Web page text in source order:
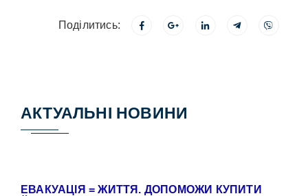
Поділитись:
АКТУАЛЬНІ НОВИНИ
ЕВАКУАЦІЯ = ЖИТТЯ. ДОПОМОЖИ КУПИТИ